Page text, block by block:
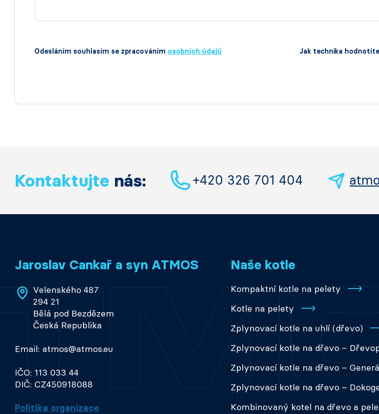
Odesláním souhlasím se zpracováním osobních údajů Jak technika
Kontaktujte nás: +420 326 701 404
Jaroslav Cankař a syn ATMOS
Velenského 487
294 21
Bělá pod Bezdězem
Česká Republika
Email: atmos@atmos.eu
IČO: 113 033 44
DIČ: CZ450918088
Politika organizace
Naše kotle
Kompaktní kotle na pelety
Kotle na pelety
Zplynovací kotle na uhlí (dřevo)
Zplynovací kotle na dřevo –
Zplynovací kotle na dřevo –
Zplynovací kotle na dřevo –
Kombinovaný kotel na dřevo a